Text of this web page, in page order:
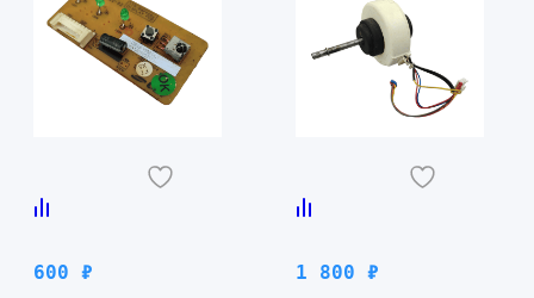
600 ₽ 1 800 ₽